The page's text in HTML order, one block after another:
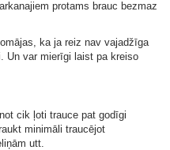
protams brauc bezmaz
ka ja reiz nav vajadžīga
Un var mierīgi laist pa kreiso
cik ļoti trauce pat godīgi
minimāli traucējot
utt.